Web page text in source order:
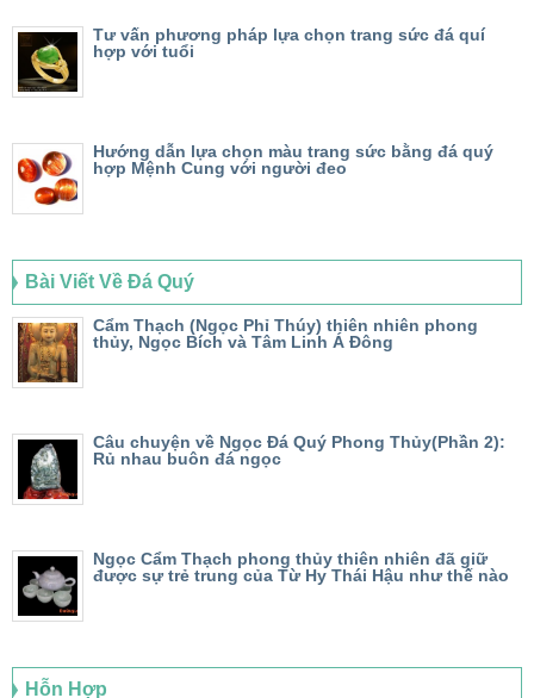
Tư vấn phương pháp lựa chọn trang sức đá quí
hợp với tuổi
Hướng dẫn lựa chọn màu trang sức bằng đá quý
hợp Mệnh Cung với người đeo
Bài Viết Về Đá Quý
Cẩm Thạch (Ngọc Phỉ Thúy) thiên nhiên phong
thủy, Ngọc Bích và Tâm Linh Á Đông
Câu chuyện về Ngọc Đá Quý Phong Thủy(Phần 2):
Rủ nhau buôn đá ngọc
Ngọc Cẩm Thạch phong thủy thiên nhiên đã giữ
được sự trẻ trung của Từ Hy Thái Hậu như thế nào
Hỗn Hợp